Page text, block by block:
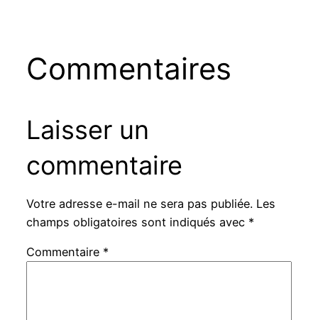
Commentaires
Laisser un
commentaire
Votre adresse e-mail ne sera pas publiée. Les
champs obligatoires sont indiqués avec *
Commentaire *